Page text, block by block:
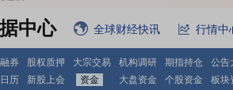
中心 全球财经快讯 行情中
券 股权质押 大宗交易 机构调研 期指持仓 公告
历 新股上会 资金 大盘资金 个股资金 板块